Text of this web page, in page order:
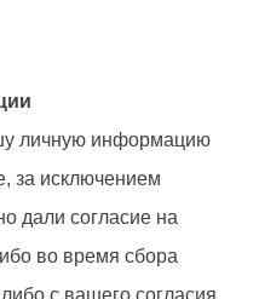
личную информацию
за исключением
дали согласие на
во время сбора